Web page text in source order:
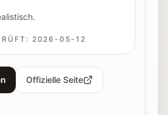
2026-05-12
Offizielle Seite